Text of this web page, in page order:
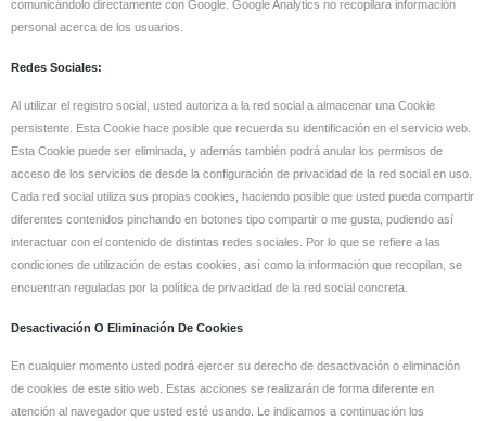
comunicándolo directamente con Google. Google Analytics no recopilara información
personal acerca de los usuarios.
Redes Sociales:
Al utilizar el registro social, usted autoriza a la red social a almacenar una Cookie
persistente. Esta Cookie hace posible que recuerda su identificación en el servicio web.
Esta Cookie puede ser eliminada, y además también podrá anular los permisos de
acceso de los servicios de desde la configuración de privacidad de la red social en uso.
Cada red social utiliza sus propias cookies, haciendo posible que usted pueda compartir
diferentes contenidos pinchando en botones tipo compartir o me gusta, pudiendo así
interactuar con el contenido de distintas redes sociales. Por lo que se refiere a las
condiciones de utilización de estas cookies, así como la información que recopilan, se
encuentran reguladas por la política de privacidad de la red social concreta.
Desactivación O Eliminación De Cookies
En cualquier momento usted podrá ejercer su derecho de desactivación o eliminación
de cookies de este sitio web. Estas acciones se realizarán de forma diferente en
atención al navegador que usted esté usando. Le indicamos a continuación los